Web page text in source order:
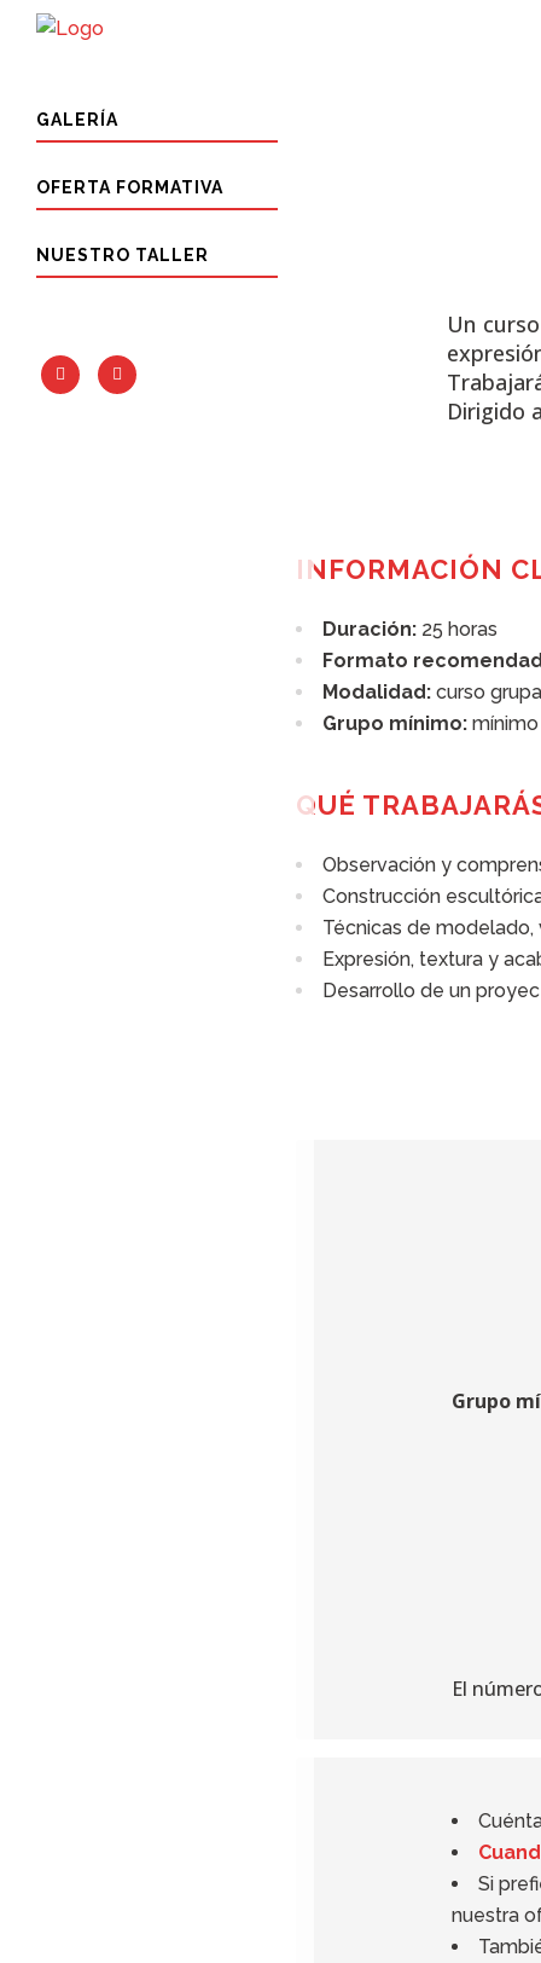
GALERÍA
OFERTA FORMATIVA
NUESTRO TALLER
Un
Dirigido
INFORMACIÓN
Duración: 25 horas
Formato
Modalidad: curso
Grupo mínimo:
QUÉ
Observación y
Construcción
Técnicas de
Expresión, textura y
Desarrollo de un
Grupo
El
Si
nuestra